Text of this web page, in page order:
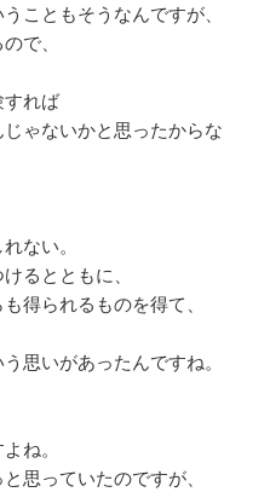
こともそうなんですが、
で、
すれば
ゃないかと思ったからな
ない。
るとともに、
得られるものを得て、
思いがあったんですね。
ね。
思っていたのですが、